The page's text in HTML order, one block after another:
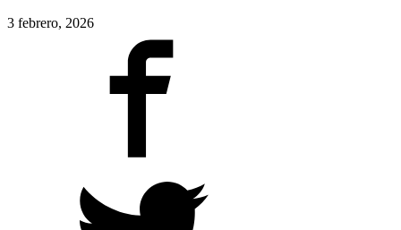
3 febrero, 2026